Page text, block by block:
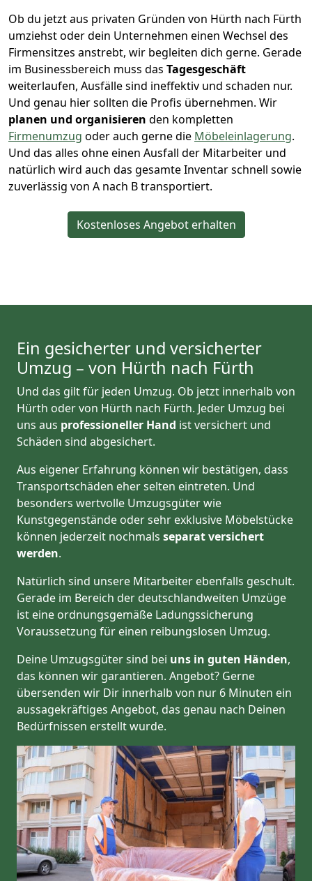
Ob du jetzt aus privaten Gründen von Hürth nach Fürth
umziehst oder dein Unternehmen einen Wechsel des
Firmensitzes anstrebt, wir begleiten dich gerne. Gerade
im Businessbereich muss das Tagesgeschäft
weiterlaufen, Ausfälle sind ineffektiv und schaden nur.
Und genau hier sollten die Profis übernehmen. Wir
planen und organisieren den kompletten
Firmenumzug oder auch gerne die Möbeleinlagerung.
Und das alles ohne einen Ausfall der Mitarbeiter und
natürlich wird auch das gesamte Inventar schnell sowie
zuverlässig von A nach B transportiert.
Kostenloses Angebot erhalten
Ein gesicherter und versicherter
Umzug – von Hürth nach Fürth
Und das gilt für jeden Umzug. Ob jetzt innerhalb von
Hürth oder von Hürth nach Fürth. Jeder Umzug bei
uns aus professioneller Hand ist versichert und
Schäden sind abgesichert.
Aus eigener Erfahrung können wir bestätigen, dass
Transportschäden eher selten eintreten. Und
besonders wertvolle Umzugsgüter wie
Kunstgegenstände oder sehr exklusive Möbelstücke
können jederzeit nochmals separat versichert
werden.
Natürlich sind unsere Mitarbeiter ebenfalls geschult.
Gerade im Bereich der deutschlandweiten Umzüge
ist eine ordnungsgemäße Ladungssicherung
Voraussetzung für einen reibungslosen Umzug.
Deine Umzugsgüter sind bei uns in guten Händen,
das können wir garantieren. Angebot? Gerne
übersenden wir Dir innerhalb von nur 6 Minuten ein
aussagekräftiges Angebot, das genau nach Deinen
Bedürfnissen erstellt wurde.